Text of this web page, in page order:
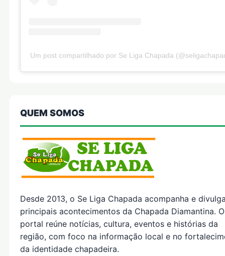
Um post compartilhado por Se Liga Chapada
QUEM SOMOS
Desde 2013, o Se Liga Chapada acompanha e
principais acontecimentos da Chapada Diamantina. O
portal reúne notícias, cultura, eventos e histórias da
região, com foco na informação local e no
da identidade chapadeira.